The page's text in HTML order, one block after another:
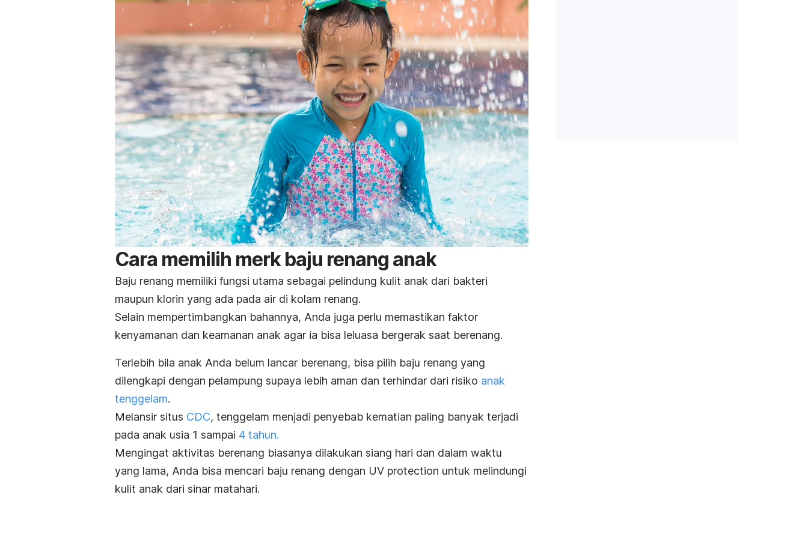
Cara memilih merk baju renang anak
Baju renang memiliki fungsi utama sebagai pelindung kulit anak dari bakteri
maupun klorin yang ada pada air di kolam renang.
Selain mempertimbangkan bahannya, Anda juga perlu memastikan faktor
kenyamanan dan keamanan anak agar ia bisa leluasa bergerak saat berenang.
Terlebih bila anak Anda belum lancar berenang, bisa pilih baju renang yang
dilengkapi dengan pelampung supaya lebih aman dan terhindar dari risiko anak
tenggelam.
Melansir situs CDC, tenggelam menjadi penyebab kematian paling banyak terjadi
pada anak usia 1 sampai 4 tahun.
Mengingat aktivitas berenang biasanya dilakukan siang hari dan dalam waktu
yang lama, Anda bisa mencari baju renang dengan UV protection untuk melindungi
kulit anak dari sinar matahari.